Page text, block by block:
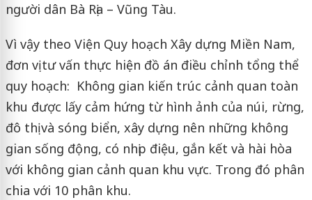
người dân Bà Rịa – Vũng Tàu.
Vì vậy theo Viện Quy hoạch Xây dựng Miền Nam,
đơn vị tư vấn thực hiện đồ án điều chỉnh tổng thể
quy hoạch: Không gian kiến trúc cảnh quan toàn
khu được lấy cảm hứng từ hình ảnh của núi, rừng,
đô thị và sóng biển, xây dựng nên những không
gian sống động, có nhịp điệu, gắn kết và hài hòa
với không gian cảnh quan khu vực. Trong đó phân
chia với 10 phân khu.